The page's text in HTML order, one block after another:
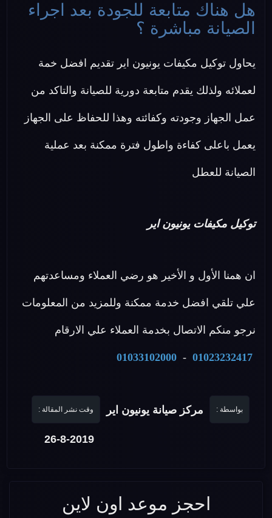
هل هناك متابعة للجودة بعد اجراء
الصيانة مباشرة ؟
يحاول توكيل مكيفات يونيون اير تقديم افضل خمة
لعملائه ولذلك يقدم متابعة دورية للصيانة والتاكد من
عمل الجهاز وجودته وكفائته وهذا للحفاظ على الجهاز
يعمل باعلى كفاءة واطول فترة ممكنة بعد عملية
الصيانة للعطل
توكيل مكيفات يونيون اير
ان همنا الأول و الأخير هو رضي العملاء ومساعدتهم
علي تلقي افضل خدمة ممكنة وللمزيد من المعلومات
نرجو منكم الاتصال بخدمة العملاء علي الارقام
01023232417
-
01033102000
بواسطة : مركز صيانة يونيون اير وقت نشر المقالة :
26-8-2019
احجز موعد اون لاين